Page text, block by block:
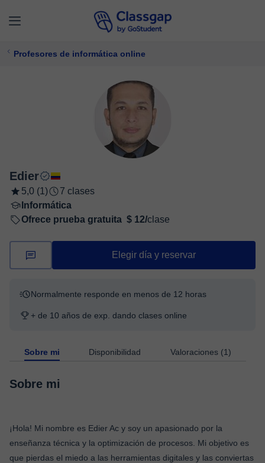
Profesores de informática online
Edier
5,0 (1)
7 clases
Informática
Ofrece prueba gratuita $ 12/clase
Elegir día y reservar
Normalmente responde en menos de 12 horas
+ de 10 años de exp. dando clases online
Sobre mi Disponibilidad Valoraciones (1)
Sobre mi
¡Hola! Mi nombre es Edier Ac y soy un apasionado por la
enseñanza técnica y la optimización de procesos. Mi objetivo es
que pierdas el miedo a las herramientas digitales y las conviertas